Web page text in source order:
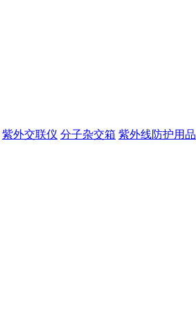
紫外交联仪 分子杂交箱 紫外线防护用品